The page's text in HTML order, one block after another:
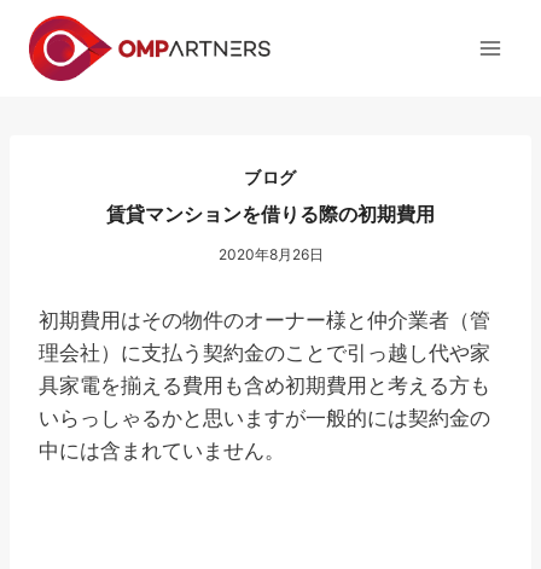
ブログ
賃貸マンションを借りる際の初期費用
2020年8月26日
初期費用はその物件のオーナー様と仲介業者（管
理会社）に支払う契約金のことで引っ越し代や家
具家電を揃える費用も含め初期費用と考える方も
いらっしゃるかと思いますが一般的には契約金の
中には含まれていません。